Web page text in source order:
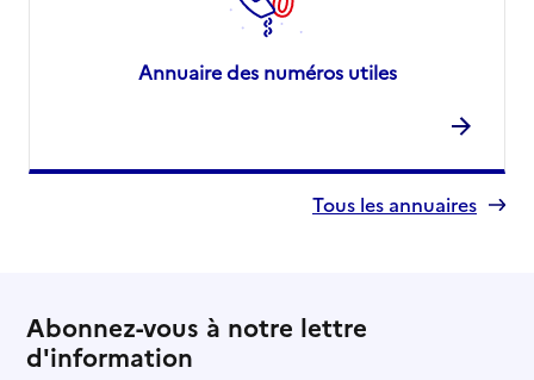
Annuaire des numéros utiles
Tous les annuaires
Abonnez-vous à notre lettre
d'information